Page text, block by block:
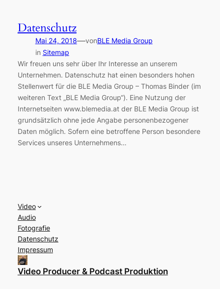
Datenschutz
Mai 24, 2018—vonBLE Media Group
in Sitemap
Wir freuen uns sehr über Ihr Interesse an unserem
Unternehmen. Datenschutz hat einen besonders hohen
Stellenwert für die BLE Media Group – Thomas Binder (im
weiteren Text „BLE Media Group“). Eine Nutzung der
Internetseiten www.blemedia.at der BLE Media Group ist
grundsätzlich ohne jede Angabe personenbezogener
Daten möglich. Sofern eine betroffene Person besondere
Services unseres Unternehmens…
Video
Audio
Fotografie
Datenschutz
Impressum
Video Producer & Podcast Produktion